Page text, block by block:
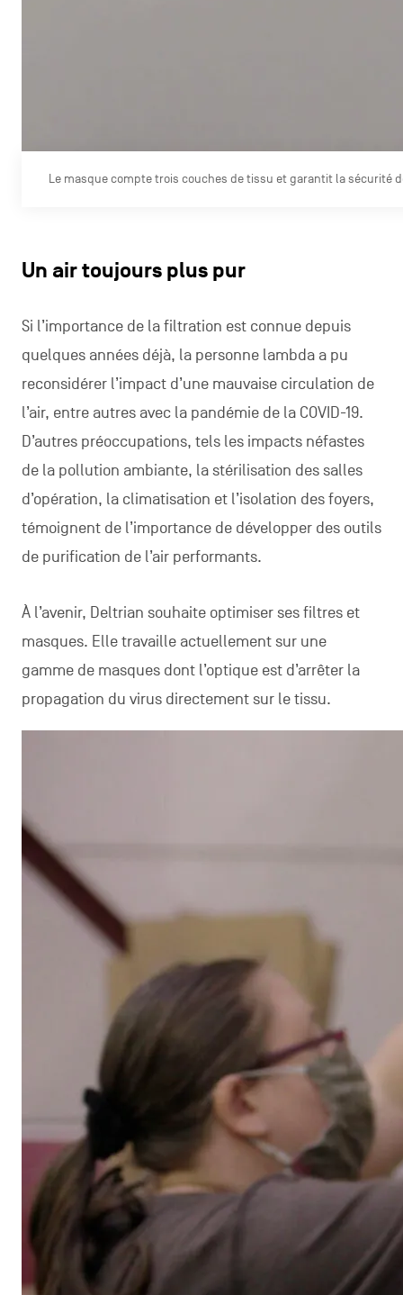
Le masque compte trois couches de tissu et garantit la sécurité
Un air toujours plus pur
Si l’importance de la filtration est connue depuis
quelques années déjà, la personne lambda a pu
reconsidérer l’impact d’une mauvaise circulation de
l’air, entre autres avec la pandémie de la COVID-19.
D’autres préoccupations, tels les impacts néfastes
de la pollution ambiante, la stérilisation des salles
d’opération, la climatisation et l’isolation des foyers,
témoignent de l’importance de développer des outils
de purification de l’air performants.
À l’avenir, Deltrian souhaite optimiser ses filtres et
masques. Elle travaille actuellement sur une
gamme de masques dont l’optique est d’arrêter la
propagation du virus directement sur le tissu.